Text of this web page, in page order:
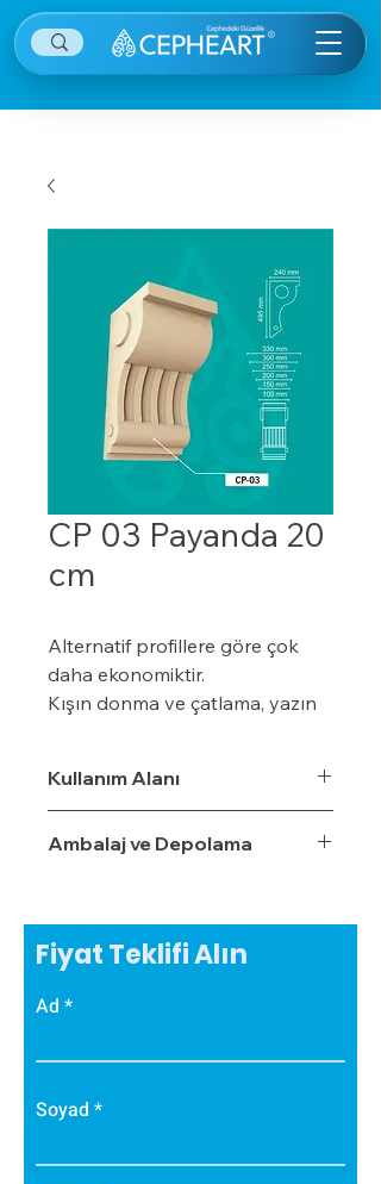
CP 03 Payanda 20
cm
Alternatif profillere göre çok
daha ekonomiktir.
Kışın donma ve çatlama, yazın
uyumludur.
Çok hızlı ve pratik uygulanabilir.
Hafiftir, binaya yük getirmez.
Sudan, nemden, dondan ve
Güneş ışınlarından etkilenmez.
Kullanım Alanı
Ambalaj ve Depolama
Fiyat Teklifi Alın
Ad
Soyad